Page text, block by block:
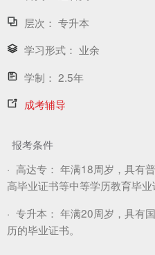
层次： 专升本
学习形式： 业余
学制： 2.5年
成考辅导
报考条件
· 高达专： 年满18周岁，具有
高毕业证书等中等学历教育毕业
· 专升本： 年满20周岁，具有
历的毕业证书。